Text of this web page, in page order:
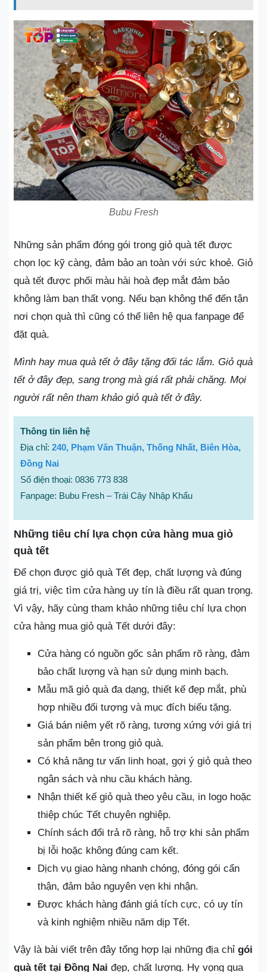
Bubu Fresh
Những sản phẩm đóng gói trong giỏ quà tết được
chọn lọc kỹ càng, đảm bảo an toàn với sức khoẻ. Giỏ
quà tết được phối màu hài hoà đẹp mắt đảm bảo
không làm bạn thất vọng. Nếu bạn không thể đến tận
nơi chọn quà thì cũng có thể liên hệ qua fanpage để
đặt quà.
Mình hay mua quà tết ở đây tặng đối tác lắm. Giỏ quà
tết ở đây đẹp, sang trọng mà giá rất phải chăng. Mọi
người rất nên tham khảo giỏ quà tết ở đây.
Thông tin liên hệ
Địa chỉ: 240, Phạm Văn Thuận, Thống Nhất, Biên Hòa,
Đồng Nai
Số điện thoại: 0836 773 838
Fanpage: Bubu Fresh – Trái Cây Nhập Khẩu
Những tiêu chí lựa chọn cửa hàng mua giỏ
quà tết
Để chọn được giỏ quà Tết đẹp, chất lượng và đúng
giá trị, việc tìm cửa hàng uy tín là điều rất quan trọng.
Vì vậy, hãy cùng tham khảo những tiêu chí lựa chọn
cửa hàng mua giỏ quà Tết dưới đây:
Cửa hàng có nguồn gốc sản phẩm rõ ràng, đảm
bảo chất lượng và hạn sử dụng minh bạch.
Mẫu mã giỏ quà đa dạng, thiết kế đẹp mắt, phù
hợp nhiều đối tượng và mục đích biếu tặng.
Giá bán niêm yết rõ ràng, tương xứng với giá trị
sản phẩm bên trong giỏ quà.
Có khả năng tư vấn linh hoạt, gợi ý giỏ quà theo
ngân sách và nhu cầu khách hàng.
Nhận thiết kế giỏ quà theo yêu cầu, in logo hoặc
thiệp chúc Tết chuyên nghiệp.
Chính sách đổi trả rõ ràng, hỗ trợ khi sản phẩm
bị lỗi hoặc không đúng cam kết.
Dịch vụ giao hàng nhanh chóng, đóng gói cẩn
thận, đảm bảo nguyên vẹn khi nhận.
Được khách hàng đánh giá tích cực, có uy tín
và kinh nghiệm nhiều năm dịp Tết.
Vậy là bài viết trên đây tổng hợp lại những địa chỉ gói
quà tết tại Đồng Nai đẹp, chất lượng. Hy vọng qua